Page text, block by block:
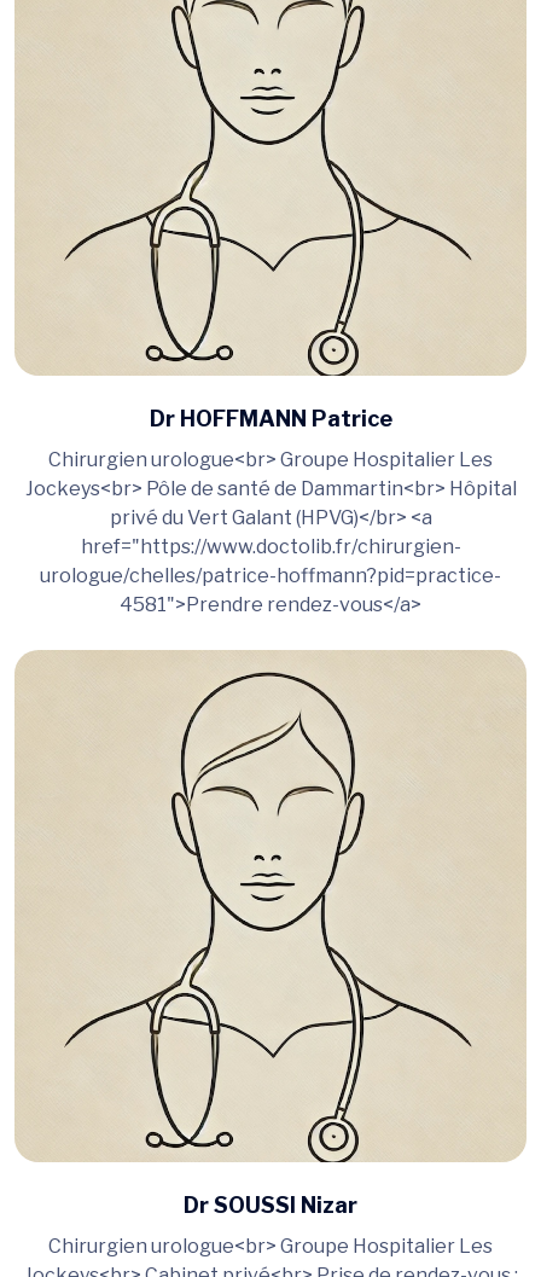
Dr HOFFMANN Patrice
Chirurgien urologue<br> Groupe Hospitalier Les
Jockeys<br> Pôle de santé de Dammartin<br> Hôpital
privé du Vert Galant (HPVG)</br> <a
href="https://www.doctolib.fr/chirurgien-
urologue/chelles/patrice-hoffmann?pid=practice-
4581">Prendre rendez-vous</a>
Dr SOUSSI Nizar
Chirurgien urologue<br> Groupe Hospitalier Les